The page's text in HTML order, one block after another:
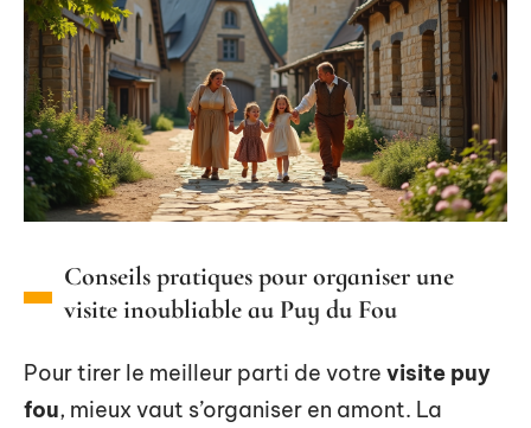
Conseils pratiques pour organiser une
visite inoubliable au Puy du Fou
Pour tirer le meilleur parti de votre visite puy
fou, mieux vaut s’organiser en amont. La